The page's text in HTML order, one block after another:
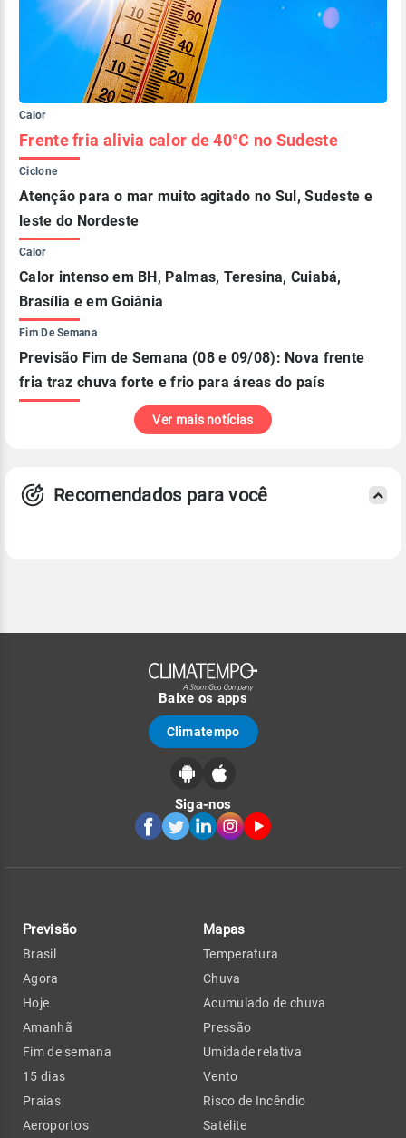
Calor
Frente fria alivia calor de 40°C no Sudeste
Ciclone
Atenção para o mar muito agitado no Sul, Sudeste e
leste do Nordeste
Calor
Calor intenso em BH, Palmas, Teresina, Cuiabá,
Brasília e em Goiânia
Fim De Semana
Previsão Fim de Semana (08 e 09/08): Nova frente
fria traz chuva forte e frio para áreas do país
Ver mais notícias
Recomendados para você
Baixe os apps
Climatempo
Siga-nos
Previsão
Brasil
Agora
Hoje
Amanhã
Fim de semana
15 dias
Praias
Aeroportos
Mapas
Temperatura
Chuva
Acumulado de chuva
Pressão
Umidade relativa
Vento
Risco de Incêndio
Satélite